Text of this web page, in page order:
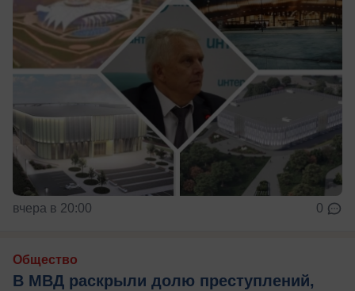
вчера в 20:00 0
Общество
В МВД раскрыли долю преступлений,